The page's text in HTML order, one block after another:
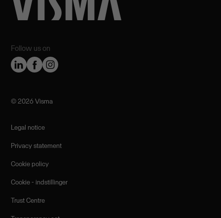
Follow us on
©️ 2026 Visma
Legal notice
Privacy statement
Cookie policy
Cookie - indstillinger
Trust Centre